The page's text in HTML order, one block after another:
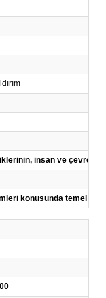
insan ve çevre
konusunda temel